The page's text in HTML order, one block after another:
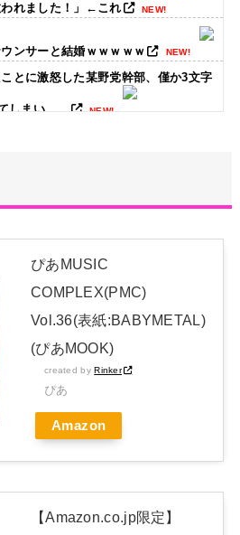
れました！」←これ NEW!
ンサーと結婚ｗｗｗｗｗ NEW!
とに激怒した某野党幹部、僅か3文字
しまい…… NEW!
式発表か NEW!
盤「METAL FORTH (DELUXE
FORTH DELUXE JAPAN EDITION
ぴあMUSIC
COMPLEX(PMC)
Vol.36(表紙:BABYMETAL)
(ぴあMOOK)
created by Rinker
ぴあ
Amazon
【Amazon.co.jp限定】